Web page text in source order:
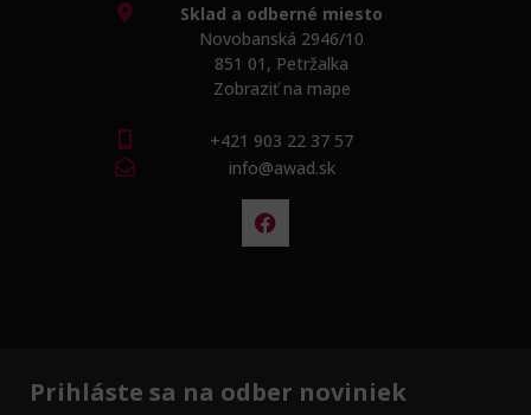
Sklad a odberné miesto
Novobanská 2946/10
851 01, Petržalka
Zobraziť na mape
+421 903 22 37 57
info@awad.sk
Prihláste sa na odber noviniek